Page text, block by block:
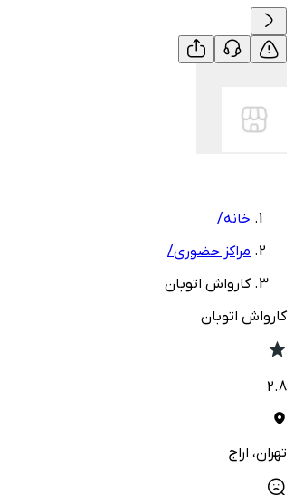
خانه/
مراکز حضوری/
کارواش اتوبان
کارواش اتوبان
2.8
تهران، اراج